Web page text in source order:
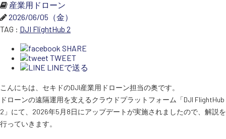
コーポレートサイト
SEKIDO 会社概要
産業用ドローン
2026/06/05（金）
TAG : DJI FlightHub 2
SHARE
TWEET
LINEで送る
こんにちは、セキドのDJI産業用ドローン担当の奥です。
ドローンの遠隔運用を支えるクラウドプラットフォーム「DJI FlightHub
2」にて、2026年5月8日にアップデートが実施されましたので、解説を
行っていきます。